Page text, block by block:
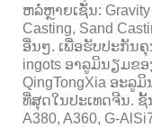
ຫລໍ່ຫຼາຍເຊັ່ນ: Gravity
Casting, Sand
ອື່ນໆ. ເພື່ອຮັບປະກັນ
ingots ອາລູມິນຽມຂ
QingTongXia ອະລູ
ທີ່ສຸດໃນປະເທດຈີນ.
A380, A360, G-